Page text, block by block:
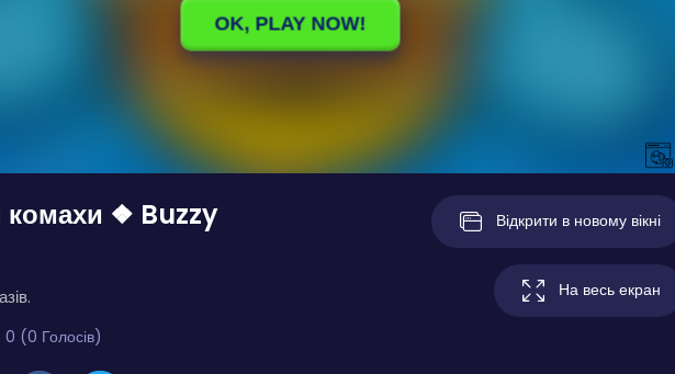
комахи ❖ Buzzy
0 (0 Голосів)
Відкрити в новому вікні
На весь екран